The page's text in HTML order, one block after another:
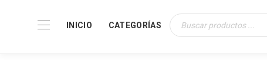
INICIO CATEGORÍAS
Búsqueda
de